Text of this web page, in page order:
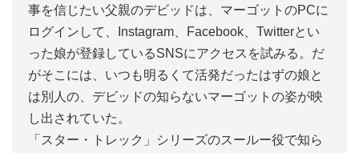
事を信じたい父親のデビッドは、マーゴットのPCに
ログインして、Instagram、Facebook、Twitterとい
った娘が登録しているSNSにアクセスを試みる。だ
がそこには、いつも明るくて活発だったはずの娘と
は別人の、デビッドの知らないマーゴットの姿が映
し出されていた。
「スター・トレック」シリーズのスールー役で知ら